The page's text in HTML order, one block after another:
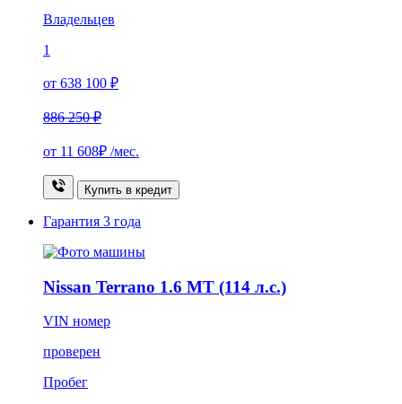
Владельцев
1
от 638 100 ₽
886 250 ₽
от 11 608₽ /мес.
Купить в кредит
Гарантия 3 года
Nissan Terrano 1.6 MT (114 л.с.)
VIN номер
проверен
Пробег